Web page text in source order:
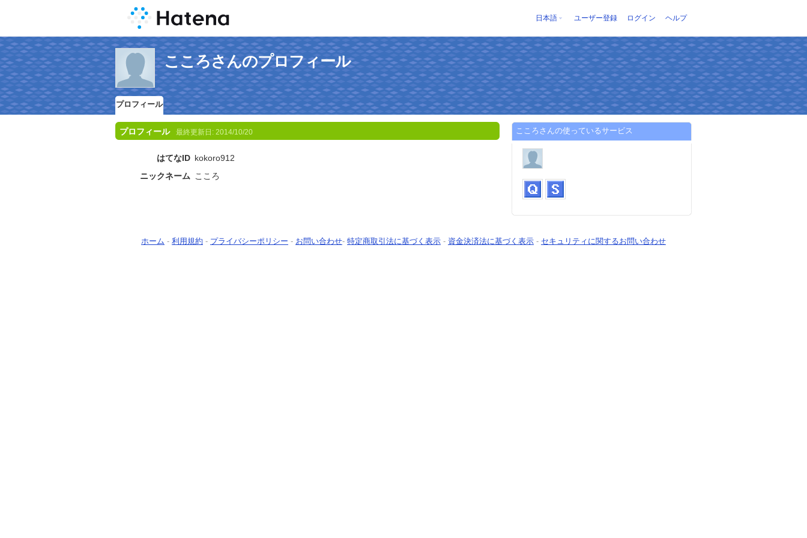
日本語 ユーザー登録 ログイン ヘルプ
こころさんのプロフィール
プロフィール
プロフィール 最終更新日: 2014/10/20
はてなID kokoro912
ニックネーム こころ
こころさんの使っているサービス
ホーム - 利用規約 - プライバシーポリシー - お問い合わせ- 特定商取引法に基づく表示 - 資金決済法に基づく表示 - セキュリティに関するお問い合わせ